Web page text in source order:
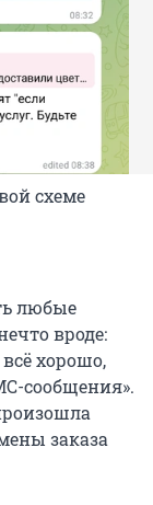
схеме
любые
вроде:
хорошо,
сообщения».
заказа